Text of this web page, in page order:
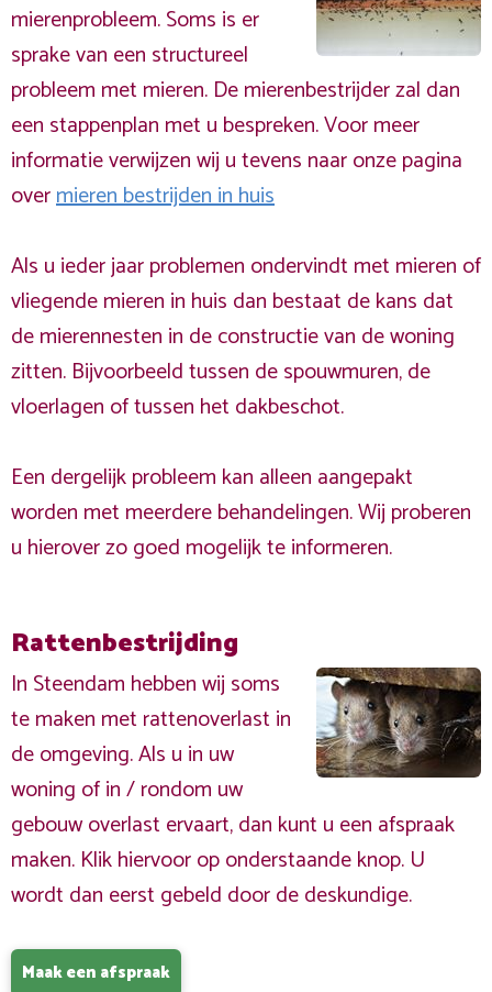
mierenprobleem. Soms is er
sprake van een structureel
probleem met mieren. De mierenbestrijder zal dan
een stappenplan met u bespreken. Voor meer
informatie verwijzen wij u tevens naar onze pagina
overmieren bestrijden in huis
Als u ieder jaar problemen ondervindt met mieren of
vliegende mieren in huis dan bestaat de kans dat
de mierennesten in de constructie van de woning
zitten. Bijvoorbeeld tussen de spouwmuren, de
vloerlagen of tussen het dakbeschot.
Een dergelijk probleem kan alleen aangepakt
worden met meerdere behandelingen. Wij proberen
u hierover zo goed mogelijk te informeren.
Rattenbestrijding
In Steendam hebben wij soms
te maken met rattenoverlast in
de omgeving. Als u in uw
woning of in / rondom uw
gebouw overlast ervaart, dan kunt u een afspraak
maken. Klik hiervoor op onderstaande knop. U
wordt dan eerst gebeld door de deskundige.
Maak een afspraak